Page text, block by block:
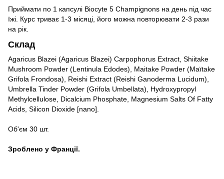
Приймати по 1 капсулі Biocyte 5 Champignons на день під час
їжі. Курс триває 1-3 місяці, його можна повторювати 2-3 рази
на рік.
Склад
Agaricus Blazei (Agaricus Blazei) Carpophorus Extract, Shiitake
Mushroom Powder (Lentinula Edodes), Maitake Powder (Maïtake
Grifola Frondosa), Reishi Extract (Reishi Ganoderma Lucidum),
Umbrella Tinder Powder (Grifola Umbellata), Hydroxypropyl
Methylcellulose, Dicalcium Phosphate, Magnesium Salts Of Fatty
Acids, Silicon Dioxide [nano].
Об'єм 30 шт.
Зроблено у Франції.